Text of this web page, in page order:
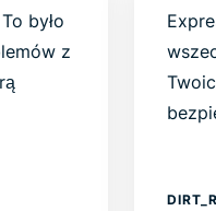
było
z